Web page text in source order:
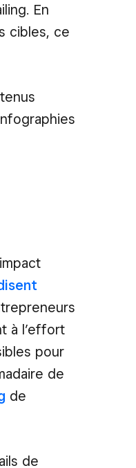
En
cibles, ce
à l’effort
pour
de
de
de